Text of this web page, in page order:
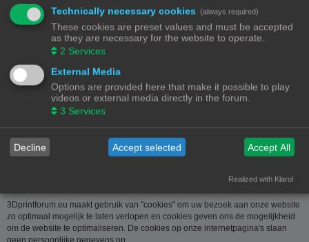
informatie over de manier waarop 3DPrintforum.eu omgaat met uw gegevens
vindt u in het algemeen beleid inzake gegevensbescherming. Door de
toegang tot en het gebruik van de website verklaart u zich uitdrukkelijk akkoord
met de volgende algemene voorwaarden:
Aansprakelijkheid
De op deze website beschikbaar gestelde informatie is met de grootste zorg
samengesteld. Uiteraard is deze informatie richtinggevend en door de
beknoptheid niet altijd volledig. Voor verdere en concrete uitleg kan u met
welke vorm dan ook die voortvloeit uit het gebruik van de aangeboden
informatie.
3Dprintforum.eu maakt gebruik van "cookies" om uw bezoek aan onze website
zo optimaal mogelijk te laten verlopen en cookies geven ons de mogelijkheid
om de website te optimaliseren. De cookies op onze internetpagina's slaan
geen persoonlijke gegevens op.
Technically necessary cookies (always required)
These cookies are preset values and must be accepted
as they are necessary for the website to operate.
2 Services
External Media
Options are provided here that make it possible to play
videos or external media directly in the forum.
3 Services
Decline Accept selected Accept All
Realized with Klaro!